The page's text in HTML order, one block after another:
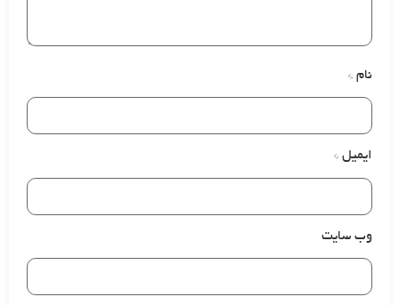
نام *
ایمیل *
وب‌ سایت